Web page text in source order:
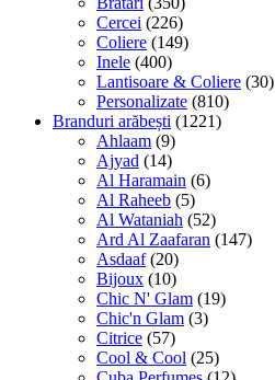
Cercei (226)
Coliere (149)
Inele (400)
Lantisoare & Coliere (30)
Personalizate (810)
Branduri arăbești (1221)
Ahlaam (9)
Ajyad (14)
Al Haramain (6)
Al Raheeb (5)
Al Wataniah (52)
Ard Al Zaafaran (147)
Asdaaf (20)
Bijoux (10)
Chic N' Glam (19)
Chic'n Glam (3)
Citrice (57)
Cool & Cool (25)